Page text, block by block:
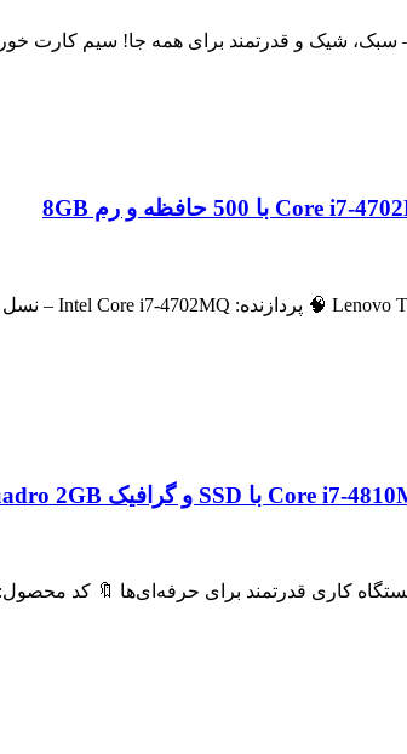
48,900,000 تومان
20,000,000 تومان
14,500,000 تومان